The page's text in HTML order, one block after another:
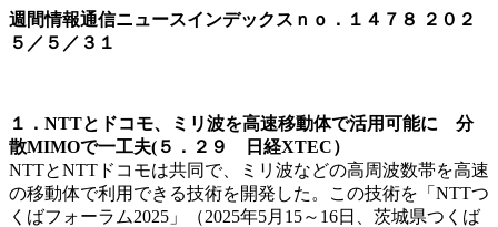
週間情報通信ニュースインデックスｎｏ． １４７８
２０２
５／５／３１
１．NTTとドコモ、ミリ波を高速移動体で活用可能に 分
散MIMOで一工夫(５．２９ 日経XTEC）
NTTとNTTドコモは共同で、ミリ波などの高周波数帯を高速
の移動体で利用できる技術を開発した。この技術を「NTTつ
くばフォーラム2025」（2025年5月15～16日、茨城県つくば